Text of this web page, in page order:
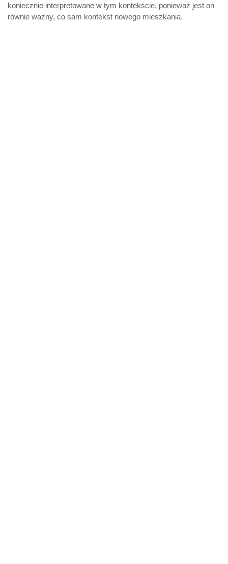
koniecznie interpretowane w tym kontekście, ponieważ jest on
równie ważny, co sam kontekst nowego mieszkania.